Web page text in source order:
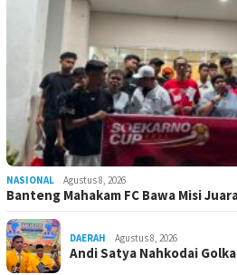
NASIONAL Agustus 8, 2026
Banteng Mahakam FC Bawa Misi
DAERAH Agustus 8, 2026
Andi Satya Nahkodai